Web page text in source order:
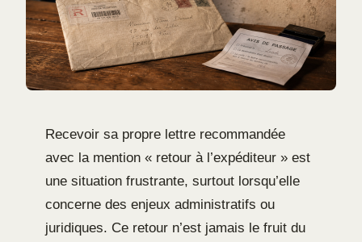
Recevoir sa propre lettre recommandée
avec la mention « retour à l’expéditeur » est
une situation frustrante, surtout lorsqu’elle
concerne des enjeux administratifs ou
juridiques. Ce retour n’est jamais le fruit du